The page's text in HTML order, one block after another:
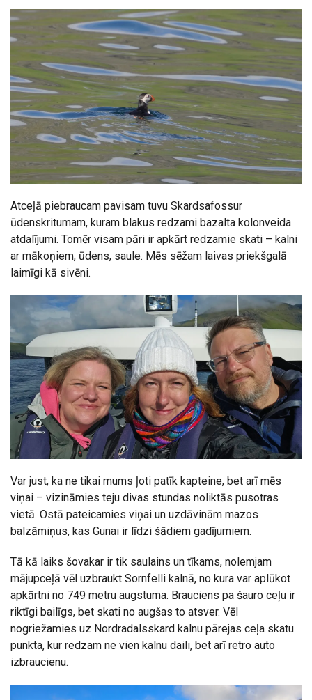
Atceļā piebraucam pavisam tuvu Skardsafossur
ūdenskritumam, kuram blakus redzami bazalta kolonveida
atdalījumi. Tomēr visam pāri ir apkārt redzamie skati – kalni
ar mākoņiem, ūdens, saule. Mēs sēžam laivas priekšgalā
laimīgi kā sivēni.
Var just, ka ne tikai mums ļoti patīk kapteine, bet arī mēs
viņai – vizināmies teju divas stundas noliktās pusotras
vietā. Ostā pateicamies viņai un uzdāvinām mazos
balzāmiņus, kas Gunai ir līdzi šādiem gadījumiem.
Tā kā laiks šovakar ir tik saulains un tīkams, nolemjam
mājupceļā vēl uzbraukt Sornfelli kalnā, no kura var aplūkot
apkārtni no 749 metru augstuma. Brauciens pa šauro ceļu ir
riktīgi bailīgs, bet skati no augšas to atsver. Vēl
nogriežamies uz Nordradalsskard kalnu pārejas ceļa skatu
punkta, kur redzam ne vien kalnu daili, bet arī retro auto
izbraucienu.